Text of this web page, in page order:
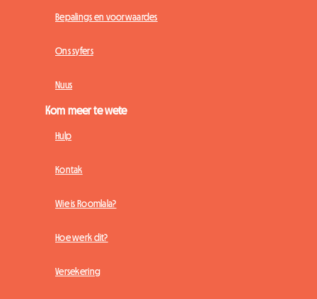
Bepalings en voorwaardes
Ons syfers
Nuus
Kom meer te wete
Hulp
Kontak
Wie is Roomlala?
Hoe werk dit?
Versekering